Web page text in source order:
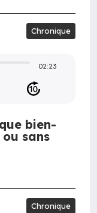
Chronique
02:23
bien-
sans
Chronique